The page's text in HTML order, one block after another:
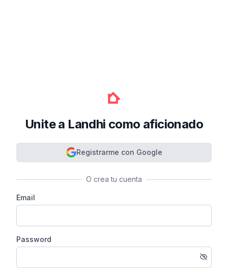
Unite a Landhi como aficionado
Registrarme con Google
O crea tu cuenta
Email
Password